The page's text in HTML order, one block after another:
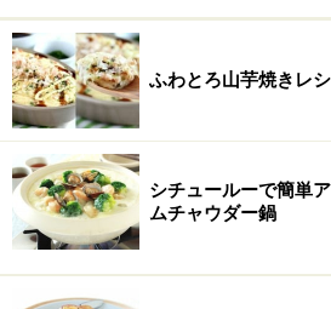
塩
こしょう
ナツメグ
ふわとろ山芋焼きレ
シチュールーで簡単
ムチャウダー鍋